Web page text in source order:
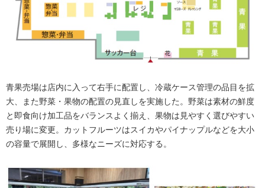
青果売場は店内に入って右手に配置し、冷蔵ケース管理の品目を拡
大、また野菜・果物の配置の見直しを実施した。野菜は素材の鮮度
と即食向け加工品をバランスよく揃え、果物は見やすく選びやすい
売り場に変更。カットフルーツはスイカやパイナップルなどを大小
の容量で展開し、多様なニーズに対応する。